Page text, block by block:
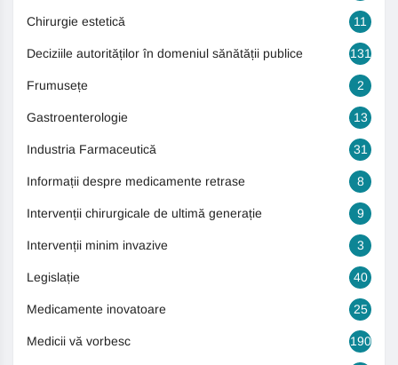
Chirurgie estetică 11
Deciziile autorităților în domeniul sănătății publice 131
Frumusețe 2
Gastroenterologie 13
Industria Farmaceutică 31
Informații despre medicamente retrase 8
Intervenții chirurgicale de ultimă generație 9
Intervenții minim invazive 3
Legislație 40
Medicamente inovatoare 25
Medicii vă vorbesc 190